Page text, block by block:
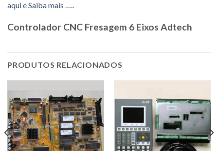
aqui e Saiba mais …..
Controlador CNC Fresagem 6 Eixos Adtech
PRODUTOS RELACIONADOS